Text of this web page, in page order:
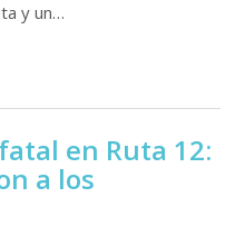
y un…
en Ruta 12:
a los